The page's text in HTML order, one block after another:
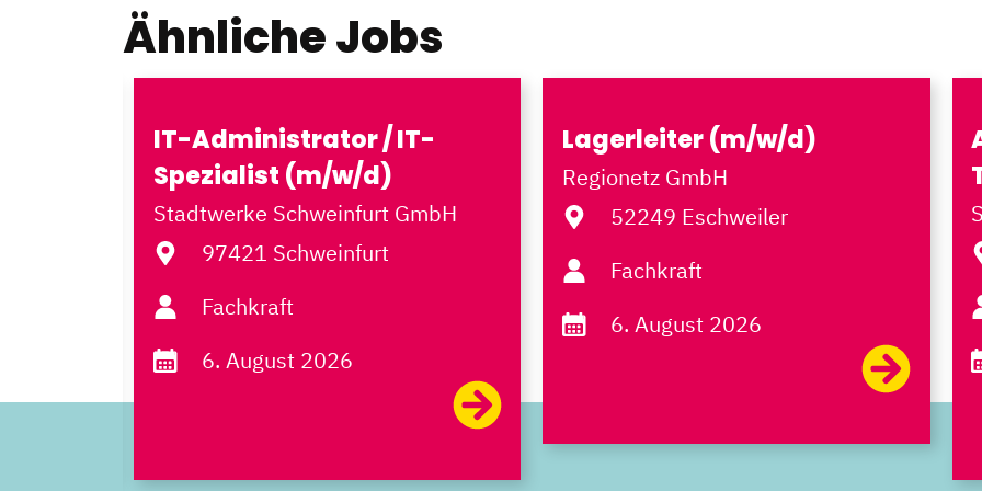
Ähnliche Jobs
IT-Administrator / IT-
Spezialist (m/w/d)
Stadtwerke Schweinfurt GmbH
97421 Schweinfurt
Fachkraft
6. August 2026
Lagerleiter (m/w/d)
Regionetz GmbH
52249 Eschweiler
Fachkraft
6. August 2026